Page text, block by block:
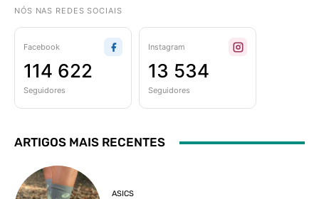
NÓS NAS REDES SOCIAIS
Facebook
114 622
Seguidores
Instagram
13 534
Seguidores
ARTIGOS MAIS RECENTES
ASICS